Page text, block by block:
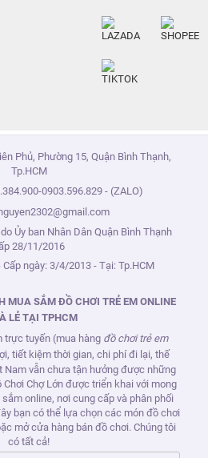
Phủ, Phường 15, Quận Bình Thạnh,
Tp.HCM
-0903.596.829 - (ZALO)
Ủy ban Nhân Dân Quận Bình Thạnh
28/11/2016
ngày: 3/4/2013 - Tại: Tp.HCM
MUA SẮM ĐỒ CHƠI TRẺ EM ONLINE
LẺ TẠI TPHCM
trực tuyến (mua hàng đồ chơi trẻ em
tiết kiệm thời gian, chi phí đi lại, thế
Nam vẫn chưa tận hưởng được những
Chợ Lớn được triển khai với mong
online, nơi cung cấp và phân phối
bạn có thể lựa chọn các món đồ chơi
mở cửa hàng bán đồ chơi. Chúng tôi
có tất cả!